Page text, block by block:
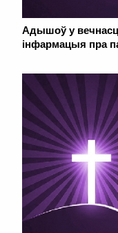
Адышоў у
інфармацыя пра